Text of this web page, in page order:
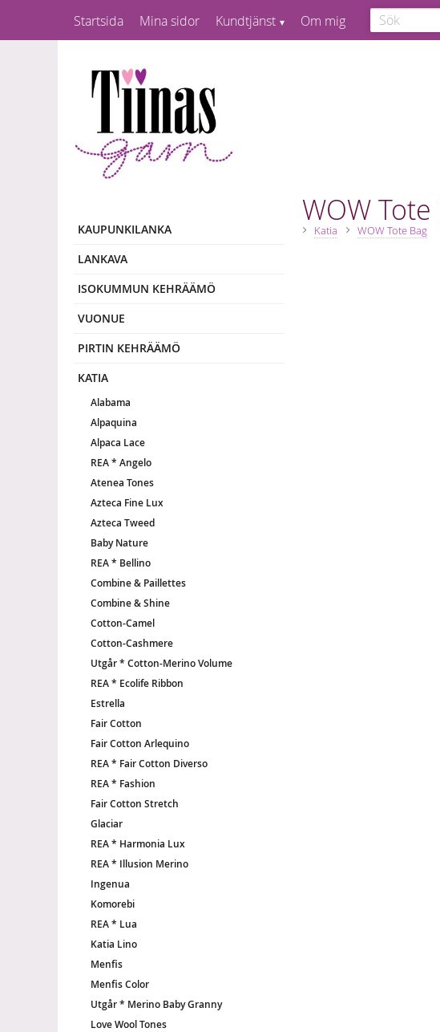
Startsida Mina sidor Kundtjänst Om mig
WOW Tote
Katia WOW Tote Bag
KAUPUNKILANKA
LANKAVA
ISOKUMMUN KEHRÄÄMÖ
VUONUE
PIRTIN KEHRÄÄMÖ
KATIA
Alabama
Alpaquina
Alpaca Lace
REA * Angelo
Atenea Tones
Azteca Fine Lux
Azteca Tweed
Baby Nature
REA * Bellino
Combine & Paillettes
Combine & Shine
Cotton-Camel
Cotton-Cashmere
Utgår * Cotton-Merino Volume
REA * Ecolife Ribbon
Estrella
Fair Cotton
Fair Cotton Arlequino
REA * Fair Cotton Diverso
REA * Fashion
Fair Cotton Stretch
Glaciar
REA * Harmonia Lux
REA * Illusion Merino
Ingenua
Komorebi
REA * Lua
Katia Lino
Menfis
Menfis Color
Utgår * Merino Baby Granny
Love Wool Tones